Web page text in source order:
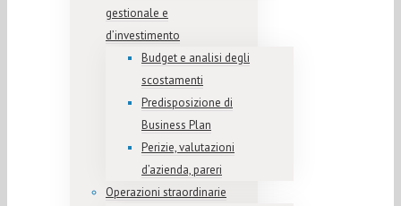
gestionale e
d’investimento
Budget e analisi degli
scostamenti
Predisposizione di
Business Plan
Perizie, valutazioni
d’azienda, pareri
Operazioni straordinarie